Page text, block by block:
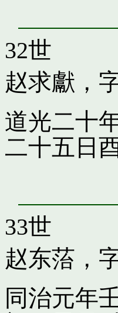
32世
赵求獻，
道光二十
二十五日
33世
赵东菭，
同治元年